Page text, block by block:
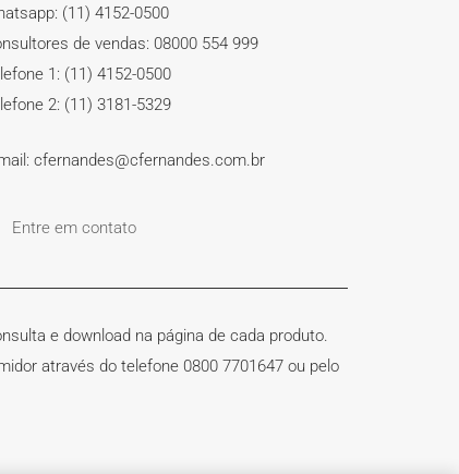
(11) 4152-0500
de vendas: 08000 554 999
1: (11) 4152-0500
2: (11) 3181-5329
cfernandes@cfernandes.com.br
Entre em contato
e download na página de cada produto.
através do telefone 0800 7701647 ou pelo